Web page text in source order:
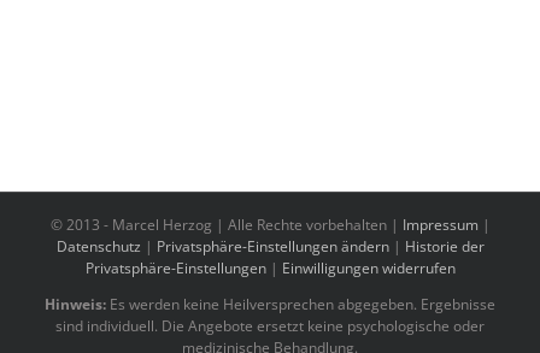
© 2013 - Marcel Herzog | Alle Rechte vorbehalten | Impressum |
Datenschutz | Privatsphäre-Einstellungen ändern| Historie der
Privatsphäre-Einstellungen| Einwilligungen widerrufen
Hinweis: Es werden keine Heilversprechen abgegeben. Ergebnisse
sind individuell. Die Angebote ersetzt keine psychologische oder
medizinische Behandlung.